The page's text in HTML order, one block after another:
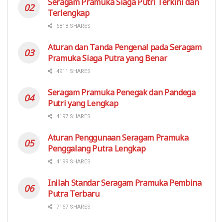
Terlengkap
6818 SHARES
Aturan dan Tanda Pengenal pada Seragam
Pramuka Siaga Putra yang Benar
4911 SHARES
Seragam Pramuka Penegak dan Pandega
Putri yang Lengkap
4197 SHARES
Aturan Penggunaan Seragam Pramuka
Penggalang Putra Lengkap
4199 SHARES
Inilah Standar Seragam Pramuka Pembina
Putra Terbaru
7167 SHARES